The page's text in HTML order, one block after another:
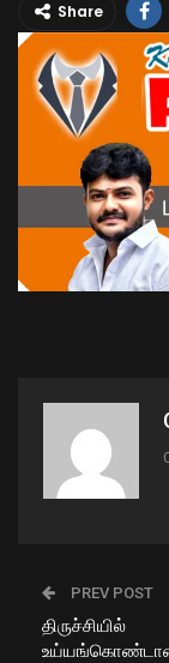
Share
PREV POST
திருச்சியில்